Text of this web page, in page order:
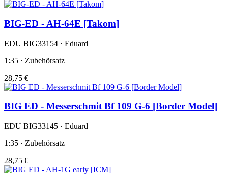
BIG-ED - AH-64E [Takom]
EDU BIG33154 · Eduard
1:35 · Zubehörsatz
28,75 €
BIG ED - Messerschmit Bf 109 G-6 [Border Model]
EDU BIG33145 · Eduard
1:35 · Zubehörsatz
28,75 €